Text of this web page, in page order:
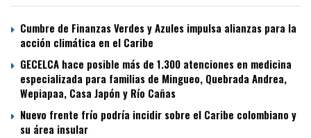
Cumbre de Finanzas Verdes y Azules impulsa alianzas para la
acción climática en el Caribe
GECELCA hace posible más de 1.300 atenciones en medicina
especializada para familias de Mingueo, Quebrada Andrea,
Wepiapaa, Casa Japón y Río Cañas
Nuevo frente frío podría incidir sobre el Caribe colombiano y
su área insular